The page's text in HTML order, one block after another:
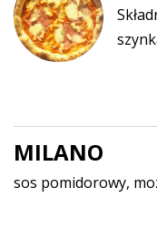
MILANO
sos pomidorowy,